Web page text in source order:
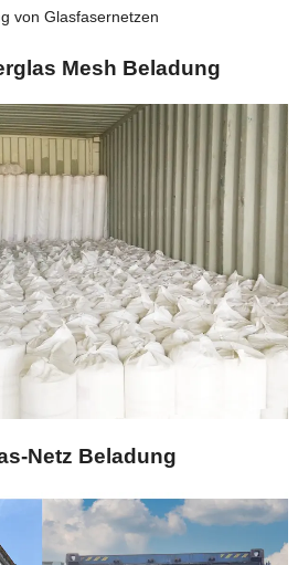
von Glasfasernetzen
Mesh Beladung
Netz Beladung